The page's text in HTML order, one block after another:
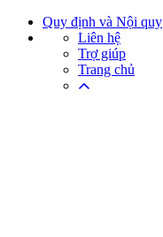
Quy định và Nội quy
Liên hệ
Trợ giúp
Trang chủ